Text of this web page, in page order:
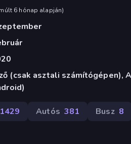
6 hónap alapján)
(csak asztali számítógépen),
1429 Autós 381 Busz 8